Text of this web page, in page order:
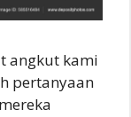
angkut kami
pertanyaan